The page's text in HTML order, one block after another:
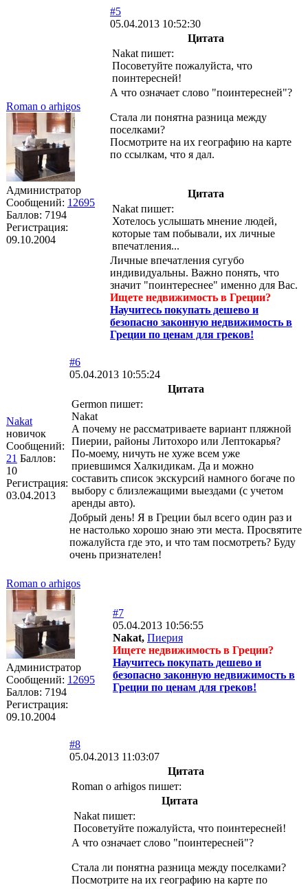
Roman o arhigos
Администратор
Сообщений: 12695
Баллов: 7194
Регистрация:
09.10.2004
#5
05.04.2013 10:52:30
Цитата
Nakat пишет:
Посоветуйте пожалуйста, что
поинтересней!
А что означает слово "поинтересней"?
Стала ли понятна разница между
поселками?
Посмотрите на их географию на карте
по ссылкам, что я дал.
Цитата
Nakat пишет:
Хотелось услышать мнение людей,
которые там побывали, их личные
впечатления...
Личные впечатления сугубо
индивидуальны. Важно понять, что
значит "поинтереснее" именно для Вас.
Ищете недвижимость в Греции?
Научитесь покупать дешево и
безопасно законную недвижимость в
Греции по ценам для греков!
Nakat
новичок
Сообщений:
21 Баллов:
10
Регистрация:
03.04.2013
#6
05.04.2013 10:55:24
Цитата
Germon пишет:
Nakat
А почему не рассматриваете вариант пляжной
Пиерии, районы Литохоро или Лептокарья?
По-моему, ничуть не хуже всем уже
приевшимся Халкидикам. Да и можно
составить список экскурсий намного богаче по
выбору с близлежащими выездами (с учетом
аренды авто).
Добрый день! Я в Греции был всего один раз и
не настолько хорошо знаю эти места. Просвятите
пожалуйста где это, и что там посмотреть? Буду
очень признателен!
Roman o arhigos
Администратор
Сообщений: 12695
Баллов: 7194
Регистрация:
09.10.2004
#7
05.04.2013 10:56:55
Nakat, Пиерия
Ищете недвижимость в Греции?
Научитесь покупать дешево и
безопасно законную недвижимость в
Греции по ценам для греков!
#8
05.04.2013 11:03:07
Цитата
Roman o arhigos пишет:
Цитата
Nakat пишет:
Посоветуйте пожалуйста, что поинтересней!
А что означает слово "поинтересней"?
Стала ли понятна разница между поселками?
Посмотрите на их географию на карте по